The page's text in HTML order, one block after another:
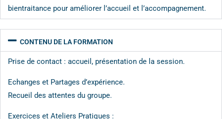
bientraitance pour améliorer l’accueil et l’accompagnement.
CONTENU DE LA FORMATION
Prise de contact : accueil, présentation de la session.
Echanges et Partages d’expérience.
Recueil des attentes du groupe.
Exercices et Ateliers Pratiques :